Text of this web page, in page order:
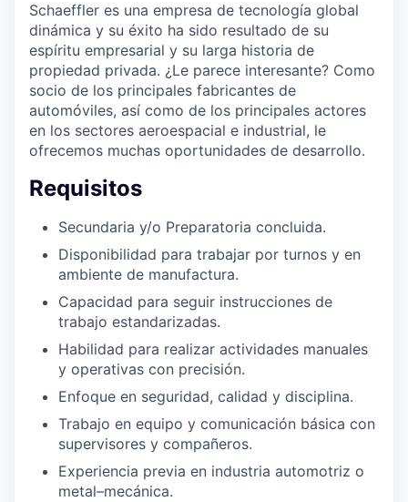
Schaeffler es una empresa de tecnología global
dinámica y su éxito ha sido resultado de su
espíritu empresarial y su larga historia de
propiedad privada. ¿Le parece interesante? Como
socio de los principales fabricantes de
automóviles, así como de los principales actores
en los sectores aeroespacial e industrial, le
ofrecemos muchas oportunidades de desarrollo.
Requisitos
Secundaria y/o Preparatoria concluida.
Disponibilidad para trabajar por turnos y en
ambiente de manufactura.
Capacidad para seguir instrucciones de
trabajo estandarizadas.
Habilidad para realizar actividades manuales
y operativas con precisión.
Enfoque en seguridad, calidad y disciplina.
Trabajo en equipo y comunicación básica con
supervisores y compañeros.
Experiencia previa en industria automotriz o
metal–mecánica.